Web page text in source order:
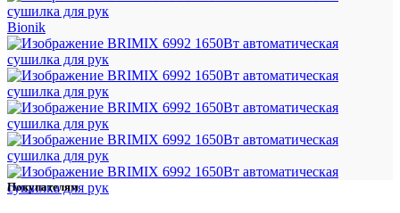
Bionik
Покупателям